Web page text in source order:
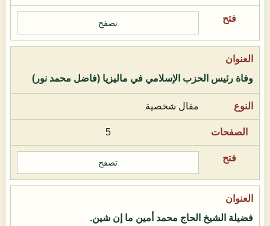
تصفح
وفاة رئيس الحزب الإسلامي في ماليزيا (فاضل محمد نور)
مقال شخصية
5
تصفح
فضيلة الشيخ الحاج محمد أمين ما إن شين.